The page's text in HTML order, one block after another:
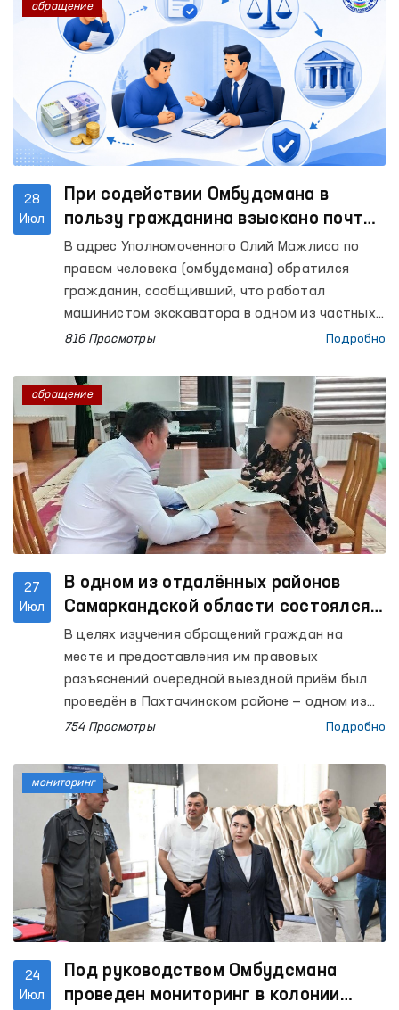
28
Июл
При содействии Омбудсмана в
пользу гражданина взыскано почти
60 миллионов сумов заработной
платы и компенсации
В адрес Уполномоченного Олий Мажлиса по
правам человека (омбудсмана) обратился
гражданин, сообщивший, что работал
машинистом экскаватора в одном из частных
предприятий. Вместе с тем он выразил
заработная плата за период с января по май
2025 года, а также расчётные выплаты,
подлежащие выплате при прекращении
трудового договора.
816 Просмотры Подробно
обращение
27
Июл
В одном из отдалённых районов
Самаркандской области состоялся
выездной приём
В целях изучения обращений граждан на
месте и предоставления им правовых
разъяснений очередной выездной приём был
проведён в Пахтачинском районе — одном из
отдалённых районов Самаркандской области.
754 Просмотры Подробно
обращение
24
Июл
Под руководством Омбудсмана
проведен мониторинг в колонии
мониторинг